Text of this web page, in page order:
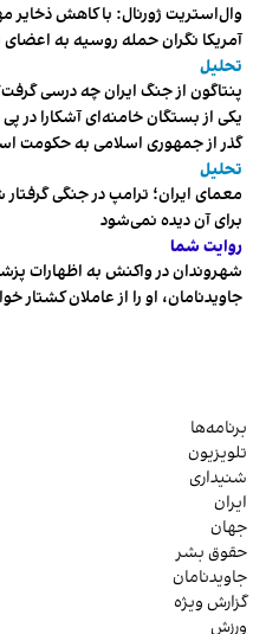
وال‌استریت ژورنال: با کاهش ذخایر
آمریکا نگران حمله روسیه به
تحلیل
پنتاگون از جنگ ایران چه درسی
یکی از بستگان خامنه‌ای آشکارا در
گذر از جمهوری اسلامی به حکومت
تحلیل
معمای ایران؛ ترامپ در جنگی
برای آن دیده نمی‌شود
روایت شما
شهروندان در واکنش به اظهارات
جاویدنامان، او را از عاملان کشتار
برنامه‌ها
تلویزیون
شنیداری
ایران
جهان
حقوق بشر
جاویدنامان
گزارش ویژه
ورزش